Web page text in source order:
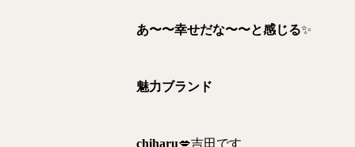
あ〜〜幸せだな〜〜と感じる✨
魅力ブランド
chiharu💋吉田です